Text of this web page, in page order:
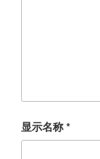
显示名称*